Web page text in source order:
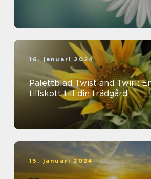
16. januari 2024
Palettblad Twist and Twirl:
tillskott till din trädgård
15. januari 2024